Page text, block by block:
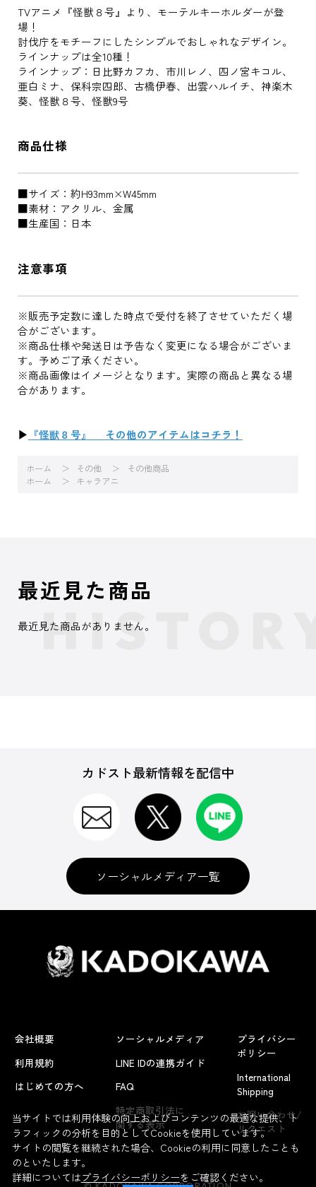
TVアニメ『怪獣８号』より、モーテルキーホルダーが登
場！
討伐庁をモチーフにしたシンプルでおしゃれなデザイン。
ラインナップは全10種！
ラインナップ：日比野カフカ、市川レノ、四ノ宮キコル、
亜白ミナ、保科宗四郎、古橋伊春、出雲ハルイチ、神楽木
葵、怪獣８号、怪獣9号
商品仕様
■サイズ：約H93mm×W45mm
■素材：アクリル、金属
■生産国：日本
注意事項
※販売予定数に達した時点で受付を終了させていただく場
合がございます。
※商品仕様や発送日は予告なく変更になる場合がございま
す。予めご了承ください。
※商品画像はイメージとなります。実際の商品と異なる場
合があります。
▶ 『怪獣８号』 その他のアイテムはコチラ！
ホーム その他
その他商品
ホーム
キャラアニ
よくあるお問い合わせ
最近見た商品
最近見た商品がありません。
カドスト最新情報を配信中
ソーシャルメディア一覧
会社概要
利用規約
はじめての方へ
ソーシャルメディア
LINE IDの連携ガイド
FAQ
特定商取引法に
関する表示
プライバシー
ポリシー
International
Shipping
お問い合わせ/
リクエスト
当サイトでは利用体験の向上およびコンテンツの最適な提供、ト
ラフィックの分析を目的としてCookieを使用しています。
サイトの閲覧を継続された場合、Cookieの利用に同意したことも
のといたします。
詳細についてはプライバシーポリシーをご確認ください。